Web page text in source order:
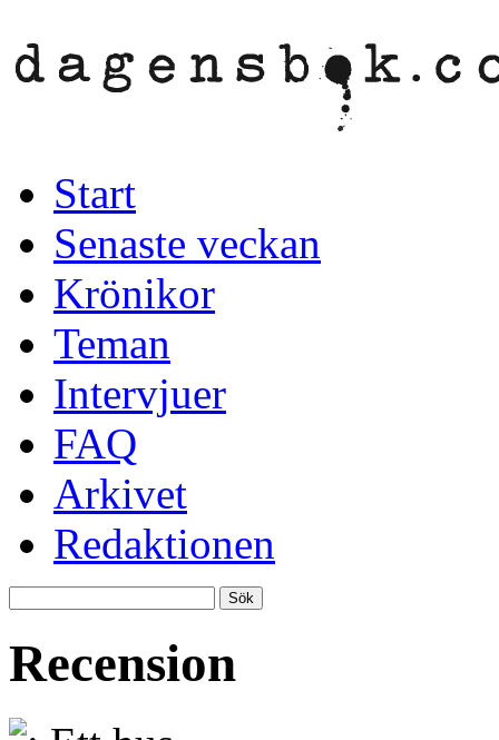
Start
Senaste veckan
Krönikor
Teman
Intervjuer
FAQ
Arkivet
Redaktionen
Recension